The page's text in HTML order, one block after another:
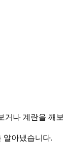
나 계란을
알아냈습니다.